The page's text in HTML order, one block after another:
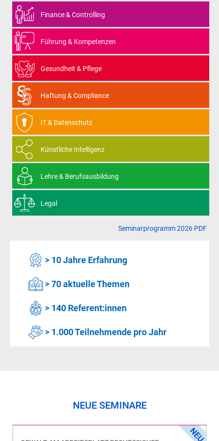
Seminarprogramm 2026 PDF
Finance & Controlling
Führung & Kompetenzen
Gesundheit & Pflege
Haftung & Compliance
IT & Datenschutz
Künstliche Intelligenz
Lehre & Berufsausbildung
Legal
> 10 Jahre Erfahrung
> 70 aktuelle Themen
> 140 Referent:innen
> 1.000 Teilnehmende pro Jahr
NEUE SEMINARE